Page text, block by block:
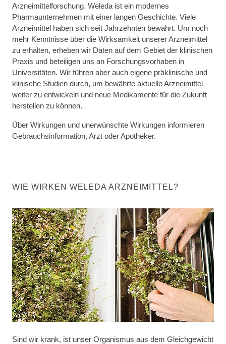
Arzneimittelforschung. Weleda ist ein modernes
Pharmaunternehmen mit einer langen Geschichte. Viele
Arzneimittel haben sich seit Jahrzehnten bewährt. Um noch
mehr Kenntnisse über die Wirksamkeit unserer Arzneimittel
zu erhalten, erheben wir Daten auf dem Gebiet der klinischen
Praxis und beteiligen uns an Forschungsvorhaben in
Universitäten. Wir führen aber auch eigene präklinische und
klinische Studien durch, um bewährte aktuelle Arzneimittel
weiter zu entwickeln und neue Medikamente für die Zukunft
herstellen zu können.
Über Wirkungen und unerwünschte Wirkungen informieren
Gebrauchsinformation, Arzt oder Apotheker.
WIE WIRKEN WELEDA ARZNEIMITTEL?
Sind wir krank, ist unser Organismus aus dem Gleichgewicht